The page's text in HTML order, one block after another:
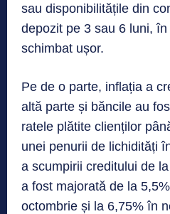
sau disponibilitățile din
depozit pe 3 sau 6 luni,
schimbat ușor.
Pe de o parte, inflația a
altă parte și băncile au
ratele plătite clienților
unei penurii de lichidități
a scumpirii creditului de
a fost majorată de la
octombrie și la 6,75% în